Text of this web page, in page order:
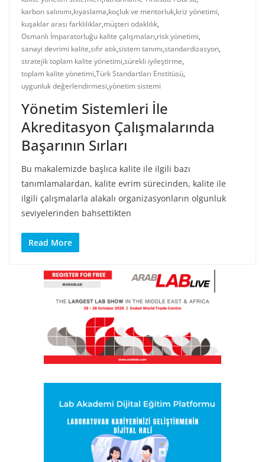
karbon salınımı,kıyaslama,koçluk ve mentorluk,kriz yönetimi,
kuşaklar arası farklılıklar,müşteri odaklılık,
Osmanlı İmparatorluğu kalite çalışmaları,risk yönetimi,
sanayi devrimi kalite,sıfır atık,sistem tanımı,standardizasyon,
stratejik toplam kalite yönetimi,sürekli iyileştirme,
toplam kalite yönetimi,Türk Standartları Enstitüsü,
uygunluk değerlendirmesi,yönetim sistemi
Yönetim Sistemleri İle
Akreditasyon Çalışmalarında
Başarının Sırları
Bu makalemizde başlıca kalite ile ilgili bazı
tanımlamalardan, kalite evrim sürecinden, kalite ile
ilgili çalışmalarla alakalı organizasyonların olgunluk
seviyelerinden bahsettikten
Read More